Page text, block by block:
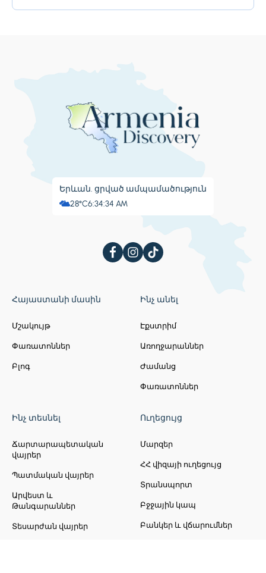
Երևան. ցրված ամպամածություն
28°C6:34:35 AM
Հայաստանի մասին
Մշակույթ
Փառատոններ
Բլոգ
Ինչ անել
Էքստրիմ
Առողջարաններ
Ժամանց
Փառատոններ
Ինչ տեսնել
Ճարտարապետական
վայրեր
Պատմական վայրեր
Արվեստ և
Թանգարաններ
Տեսարժան վայրեր
Ուղեցույց
Մարզեր
ՀՀ վիզայի ուղեցույց
Տրանսպորտ
Բջջային կապ
Բանկեր և վճարումներ